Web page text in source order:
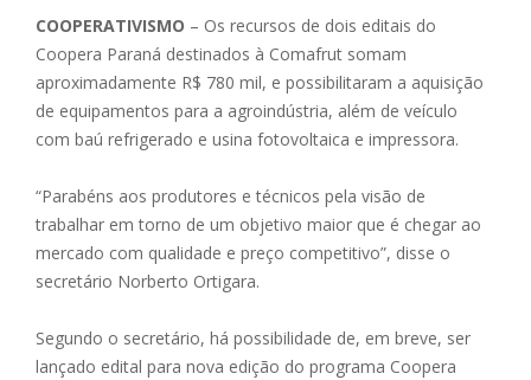
COOPERATIVISMO – Os recursos de dois editais do
Coopera Paraná destinados à Comafrut somam
aproximadamente R$ 780 mil, e possibilitaram a aquisição
de equipamentos para a agroindústria, além de veículo
com baú refrigerado e usina fotovoltaica e impressora.
“Parabéns aos produtores e técnicos pela visão de
trabalhar em torno de um objetivo maior que é chegar ao
mercado com qualidade e preço competitivo”, disse o
secretário Norberto Ortigara.
Segundo o secretário, há possibilidade de, em breve, ser
lançado edital para nova edição do programa Coopera